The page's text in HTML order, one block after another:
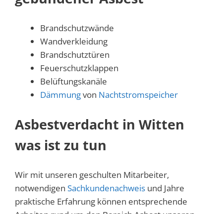
Brandschutzwände
Wandverkleidung
Brandschutztüren
Feuerschutzklappen
Belüftungskanäle
Dämmungvon Nachtstromspeicher
Asbestverdacht in Witten
was ist zu tun
Wir mit unseren geschulten Mitarbeiter,
notwendigen Sachkundenachweis und Jahre
praktische Erfahrung können entsprechende